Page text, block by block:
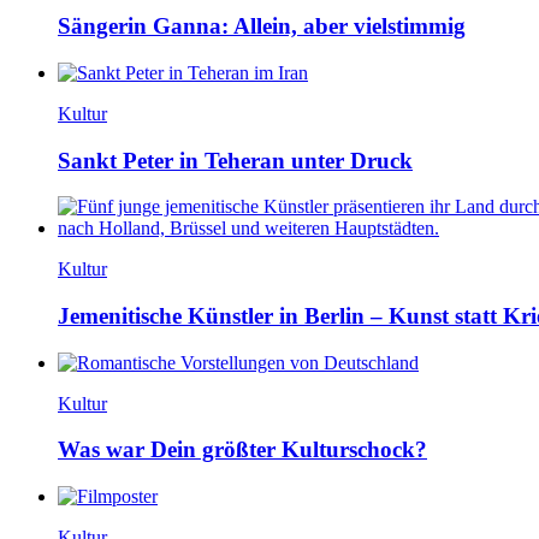
Sängerin Ganna: Allein, aber vielstimmig
Kultur
Sankt Peter in Teheran unter Druck
Kultur
Jemenitische Künstler in Berlin – Kunst statt
Kultur
Was war Dein größter Kulturschock?